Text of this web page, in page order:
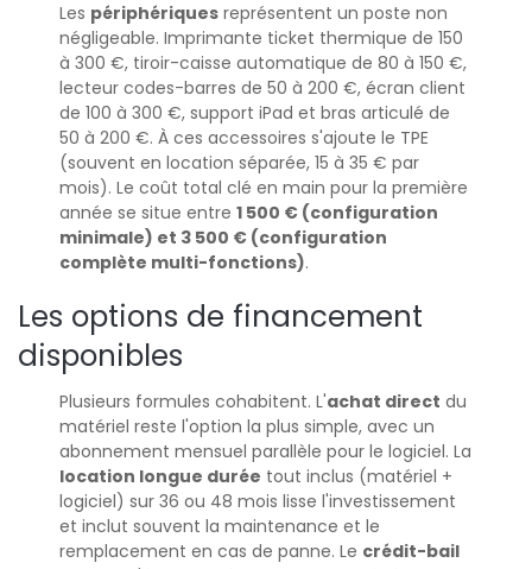
Les périphériquesreprésentent un poste non
négligeable. Imprimante ticket thermique de 150
à 300 €, tiroir-caisse automatique de 80 à 150 €,
lecteur codes-barres de 50 à 200 €, écran client
de 100 à 300 €, support iPad et bras articulé de
50 à 200 €. À ces accessoires s'ajoute le TPE
(souvent en location séparée, 15 à 35 € par
mois). Le coût total clé en main pour la première
année se situe entre 1 500 € (configuration
minimale) et 3 500 € (configuration
complète multi-fonctions).
Les options de financement
disponibles
Plusieurs formules cohabitent. L'achat direct du
matériel reste l'option la plus simple, avec un
abonnement mensuel parallèle pour le logiciel. La
location longue durée tout inclus (matériel +
logiciel) sur 36 ou 48 mois lisse l'investissement
et inclut souvent la maintenance et le
remplacement en cas de panne. Le crédit-bail